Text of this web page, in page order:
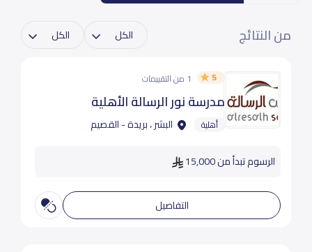
من النتائج
5 1 من التقييمات
مدرسة نور الرسالة الأهلية
أهلية البشر ، بريدة - القصيم
الرسوم تبدأ من 15,000
التفاصيل